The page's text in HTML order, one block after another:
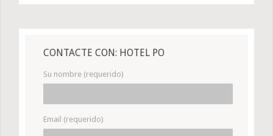
CONTACTE CON: HOTEL PO
Su nombre (requerido)
Email (requerido)